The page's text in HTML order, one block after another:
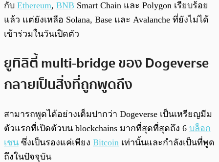
กับ Ethereum, BNB Smart Chain และ Polygon เรียบร้อย
แล้ว แต่ยังเหลือ Solana, Base และ Avalanche ที่ยังไม่ได้
เข้าร่วมในวันเปิดตัว
ยูทิลิตี้ multi-bridge ของ Dogeverse
กลายเป็นสิ่งที่ถูกพูดถึง
สามารถพูดได้อย่างเต็มปากว่า Dogeverse เป็นเหรียญมีม
ตัวแรกที่เปิดตัวบน blockchains มากที่สุดที่สุดถึง 6 บล็อก
เชน ซึ่งเป็นรองแค่เพียง Bitcoin เท่านั้นและกำลังเป็นที่พูด
ถึงในปัจจุบัน